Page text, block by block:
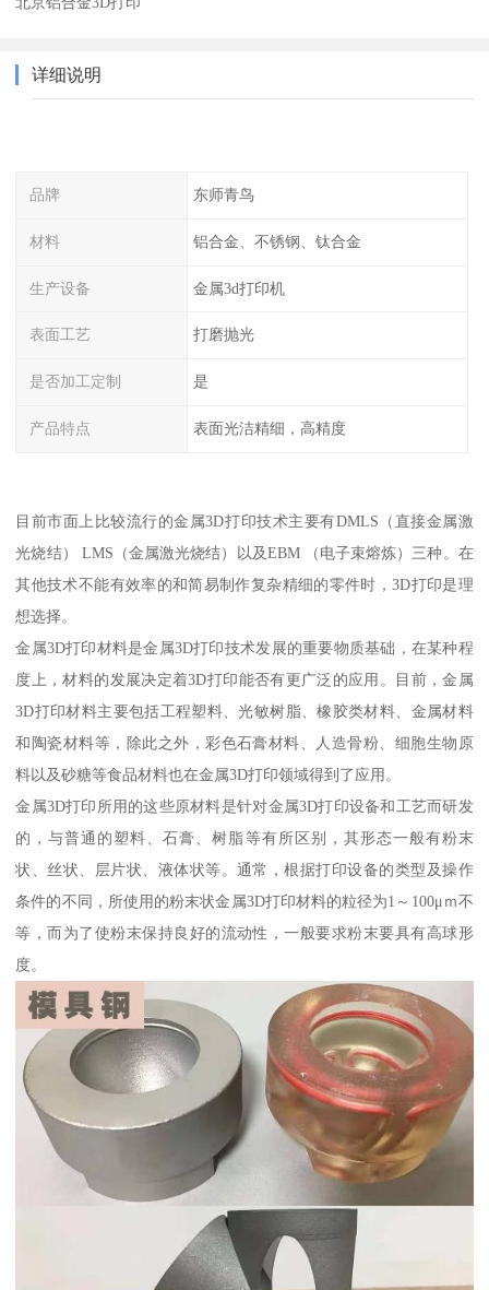
详细说明
品牌 东师青鸟
材料 铝合金、不锈钢、钛合金
生产设备 金属3d打印机
表面工艺 打磨抛光
是否加工定制 是
产品特点 表面光洁精细，高精度
目前市面上比较流行的金属3D打印技术主要有DMLS（直接金属激
光烧结） LMS（金属激光烧结）以及EBM （电子束熔炼）三种。在
其他技术不能有效率的和简易制作复杂精细的零件时，3D打印是理
想选择。
金属3D打印材料是金属3D打印技术发展的重要物质基础，在某种程
度上，材料的发展决定着3D打印能否有更广泛的应用。目前，金属
3D打印材料主要包括工程塑料、光敏树脂、橡胶类材料、金属材料
和陶瓷材料等，除此之外，彩色石膏材料、人造骨粉、细胞生物原
料以及砂糖等食品材料也在金属3D打印领域得到了应用。
金属3D打印所用的这些原材料是针对金属3D打印设备和工艺而研发
的，与普通的塑料、石膏、树脂等有所区别，其形态一般有粉末
状、丝状、层片状、液体状等。通常，根据打印设备的类型及操作
条件的不同，所使用的粉末状金属3D打印材料的粒径为1～100μｍ不
等，而为了使粉末保持良好的流动性，一般要求粉末要具有高球形
度。